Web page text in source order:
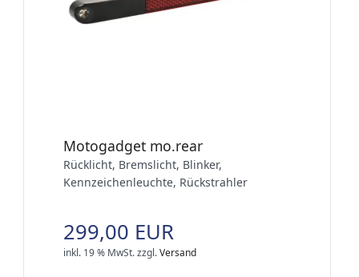
Motogadget mo.rear
Rücklicht, Bremslicht, Blinker,
Kennzeichenleuchte, Rückstrahler
299,00 EUR
inkl. 19 % MwSt.zzgl.Versand